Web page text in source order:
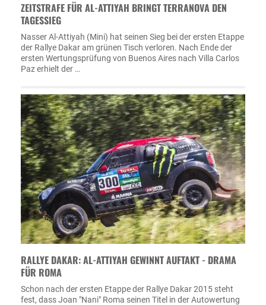
ZEITSTRAFE FÜR AL-ATTIYAH BRINGT TERRANOVA DEN
TAGESSIEG
Nasser Al-Attiyah (Mini) hat seinen Sieg bei der ersten Etappe
der Rallye Dakar am grünen Tisch verloren. Nach Ende der
ersten Wertungsprüfung von Buenos Aires nach Villa Carlos
Paz erhielt der …
RALLYE DAKAR: AL-ATTIYAH GEWINNT AUFTAKT - DRAMA
FÜR ROMA
Schon nach der ersten Etappe der Rallye Dakar 2015 steht
fest, dass Joan "Nani" Roma seinen Titel in der Autowertung